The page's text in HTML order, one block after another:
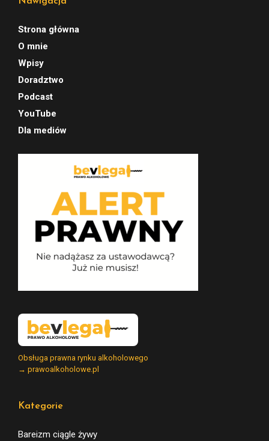
Strona główna
O mnie
Wpisy
Doradztwo
Podcast
YouTube
Dla mediów
Obsługa prawna rynku alkoholowego
→ prawoalkoholowe.pl
Kategorie
Bareizm ciągle żywy